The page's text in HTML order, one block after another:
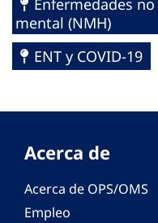
Enfermedades
mental (NMH)
ENT y COVID-19
Acerca de
Acerca de OPS/OMS
Empleo